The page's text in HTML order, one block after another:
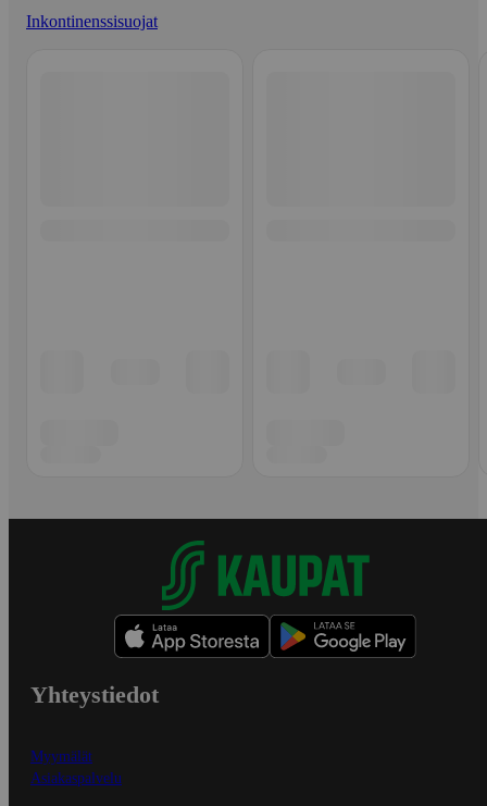
Inkontinenssisuojat
Yhteystiedot
Myymälät
Asiakaspalvelu